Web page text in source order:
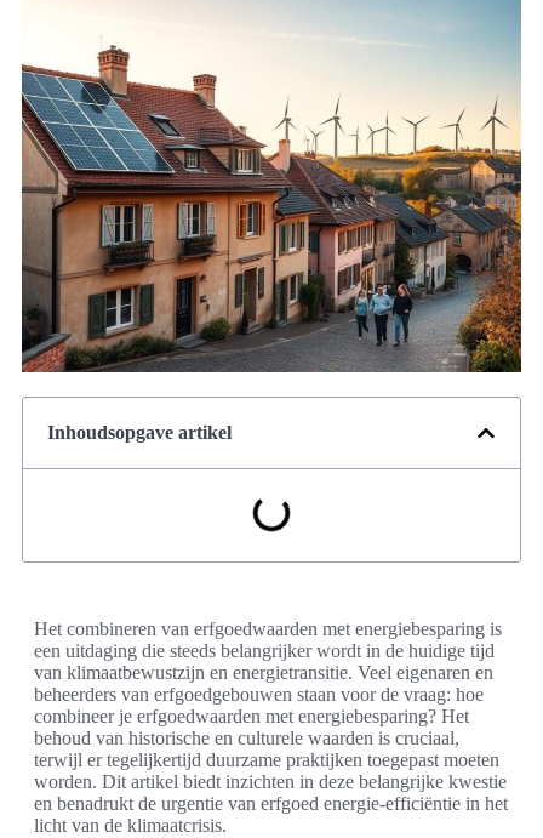
Inhoudsopgave artikel
Het combineren van erfgoedwaarden met energiebesparing is
een uitdaging die steeds belangrijker wordt in de huidige tijd
van klimaatbewustzijn en energietransitie. Veel eigenaren en
beheerders van erfgoedgebouwen staan voor de vraag: hoe
combineer je erfgoedwaarden met energiebesparing? Het
behoud van historische en culturele waarden is cruciaal,
terwijl er tegelijkertijd duurzame praktijken toegepast moeten
worden. Dit artikel biedt inzichten in deze belangrijke kwestie
en benadrukt de urgentie van erfgoed energie-efficiëntie in het
licht van de klimaatcrisis.